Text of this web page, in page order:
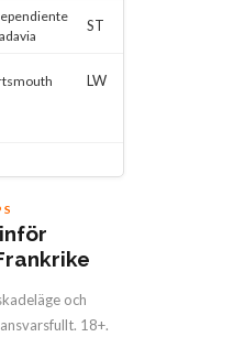
ST
LW
och
18+.